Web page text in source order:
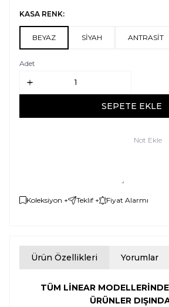
KASA RENK:
BEYAZ SİYAH ANTRASİT
Adet
SEPETE EKLE
Not Ekle
Koleksiyon + Teklif + Fiyat Alarmı
Ürün Özellikleri Yorumlar
TÜM LİNEAR
ÜRÜNLER